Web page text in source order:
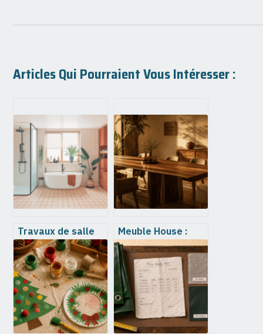
Articles Qui Pourraient Vous Intéresser :
Travaux de salle
de bain : étapes
clés, budget et
erreurs à éviter
Meuble House :
Fiabilité, qualité du
bois et gestion des
litiges passées au
crible